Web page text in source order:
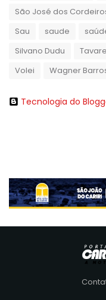
São José dos
Sau
saude
Silvano Dudu
Volei
Wagner
Tecnologia do